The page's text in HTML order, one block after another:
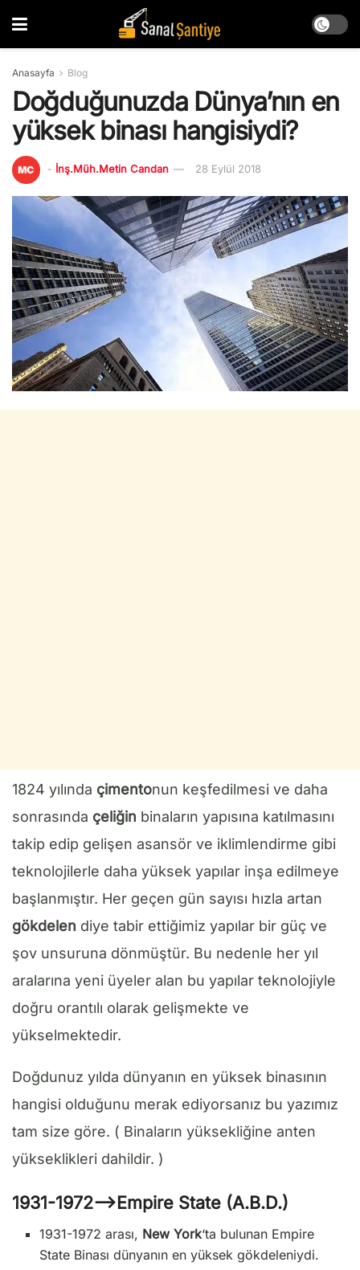
Anasayfa Blog
Doğduğunuzda Dünya’nın en
yüksek binası hangisiydi?
- İnş.Müh.Metin Candan 28 Eylül 2018
1824 yılında çimentonun keşfedilmesi ve daha
sonrasında çeliğin binaların yapısına katılmasını
takip edip gelişen asansör ve iklimlendirme gibi
teknolojilerle daha yüksek yapılar inşa edilmeye
başlanmıştır. Her geçen gün sayısı hızla artan
gökdelen diye tabir ettiğimiz yapılar bir güç ve
şov unsuruna dönmüştür. Bu nedenle her yıl
aralarına yeni üyeler alan bu yapılar teknolojiyle
doğru orantılı olarak gelişmekte ve
yükselmektedir.
Doğdunuz yılda dünyanın en yüksek binasının
hangisi olduğunu merak ediyorsanız bu yazımız
tam size göre. ( Binaların yüksekliğine anten
yükseklikleri dahildir. )
1931-1972—>Empire State (A.B.D.)
1931-1972 arası, New York‘ta bulunan Empire
State Binası dünyanın en yüksek gökdeleniydi.